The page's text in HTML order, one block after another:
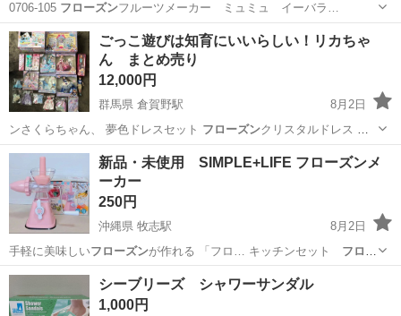
0706-105 フローズンフルーツメーカー ミュミュ イーバラ…
福島 郡山市 キッチン家電 デザート
ごっこ遊びは知育にいいらしい！リカちゃ
ん まとめ売り
12,000円
群馬県 倉賀野駅
8月2日
ンさくらちゃん、 夢色ドレスセット フローズンクリスタルドレス ピ
ンクグリッターり…
群馬 高崎市 倉賀野駅 おもちゃ
新品・未使用 SIMPLE+LIFE フローズンメ
ーカー
250円
沖縄県 牧志駅
8月2日
手軽に美味しいフローズンが作れる 「フロ… キッチンセット フロー
ズンアイス キャラ…
沖縄 那覇市 牧志駅 調理器具 フローズン
シーブリーズ シャワーサンダル
1,000円